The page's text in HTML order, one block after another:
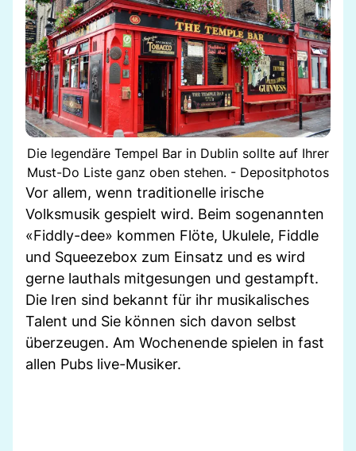
Die legendäre Tempel Bar in Dublin sollte auf Ihrer
Must-Do Liste ganz oben stehen. - Depositphotos
Vor allem, wenn traditionelle irische
Volksmusik gespielt wird. Beim sogenannten
«Fiddly-dee» kommen Flöte, Ukulele, Fiddle
und Squeezebox zum Einsatz und es wird
gerne lauthals mitgesungen und gestampft.
Die Iren sind bekannt für ihr musikalisches
Talent und Sie können sich davon selbst
überzeugen. Am Wochenende spielen in fast
allen Pubs live-Musiker.